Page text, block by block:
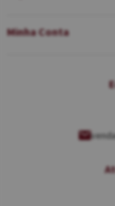
Minha Conta